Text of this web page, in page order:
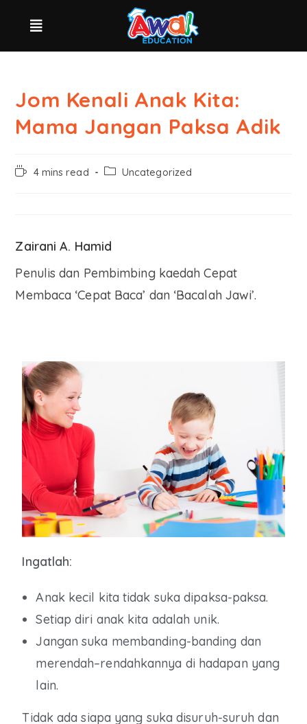
Jom Kenali Anak Kita:
Mama Jangan Paksa Adik
4 mins read Uncategorized
Zairani A. Hamid
Penulis dan Pembimbing kaedah Cepat
Membaca ‘Cepat Baca’ dan ‘Bacalah Jawi’.
Ingatlah:
Anak kecil kita tidak suka dipaksa-paksa.
Setiap diri anak kita adalah unik.
Jangan suka membanding-banding dan
merendah–rendahkannya di hadapan yang
lain.
Tidak ada siapa yang suka disuruh-suruh dan